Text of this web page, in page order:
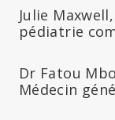
Julie
pédiatrie
Dr Fatou
Médecin